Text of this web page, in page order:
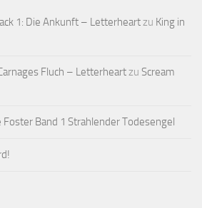
1: Die Ankunft – Letterheartzu King in
Fluch – Letterheartzu Scream
Foster Band 1 Strahlender Todesengel